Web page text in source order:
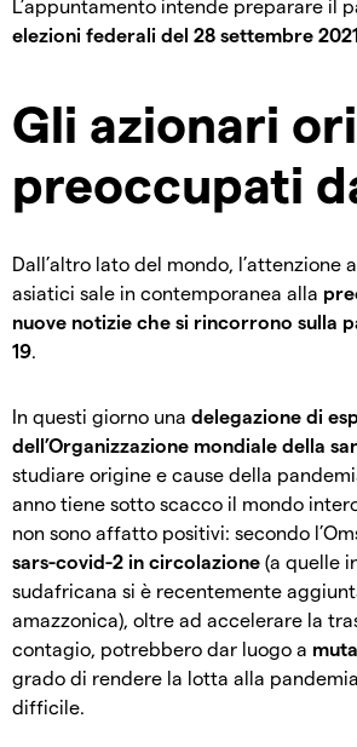
L’appuntamento intende preparare il
elezioni federali del 28 settembre 2021
Gli azionari
preoccupati
Dall’altro lato del mondo, l’attenzione
asiatici sale in contemporanea alla
nuove notizie che si rincorrono sulla
19.
In questi giorno una delegazione di
dell’Organizzazione mondiale della
studiare origine e cause della
anno tiene sotto scacco il mondo
non sono affatto positivi: secondo
sars-covid-2 in circolazione (a quelle
sudafricana si è recentemente
amazzonica), oltre ad accelerare la
contagio, potrebbero dar luogo a
grado di rendere la lotta alla
difficile.